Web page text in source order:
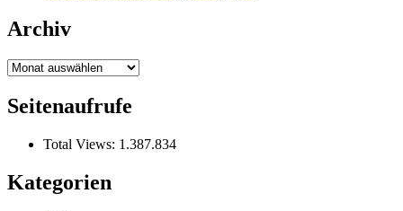
Archiv
Archiv
Seitenaufrufe
Total Views: 1.387.834
Kategorien